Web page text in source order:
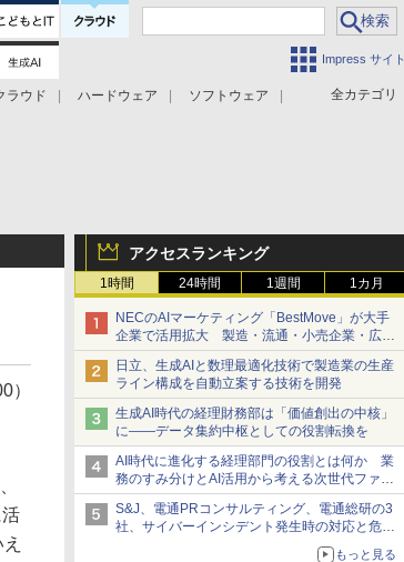
Impress サイト
全カテゴリ
ラウド ハードウェア
ソフトウェア
アクセスランキング
1時間 24時間 1週間 1カ月
NECのAIマーケティング「BestMove」が大手
企業で活用拡大 製造・流通・小売企業・広告
代理店などが実装フェーズへ
日立、生成AIと数理最適化技術で製造業の生産
ライン構成を自動立案する技術を開発
生成AI時代の経理財務部は「価値創出の中核」
に――データ集約中枢としての役割転換を
AI時代に進化する経理部門の役割とは何か 業
務のすみ分けとAI活用から考える次世代ファイ
ナンス戦略
S&J、電通PRコンサルティング、電通総研の3
社、サイバーインシデント発生時の対応と危機
管理広報を一体的に訓練するプログラムを提供
もっと見る
）